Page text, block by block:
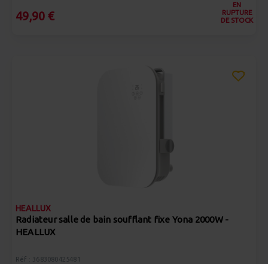
49,90 €
EN
RUPTURE
DE STOCK
HEALLUX
Radiateur salle de bain soufflant fixe Yona 2000W -
HEALLUX
Réf : 3683080425481